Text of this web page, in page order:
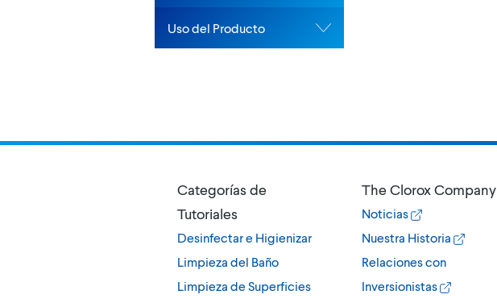
Uso del Producto
Categorías de
Tutoriales
Desinfectar e Higienizar
Limpieza del Baño
Limpieza de Superficies
The Clorox Company
Noticias
Nuestra Historia
Relaciones con
Inversionistas